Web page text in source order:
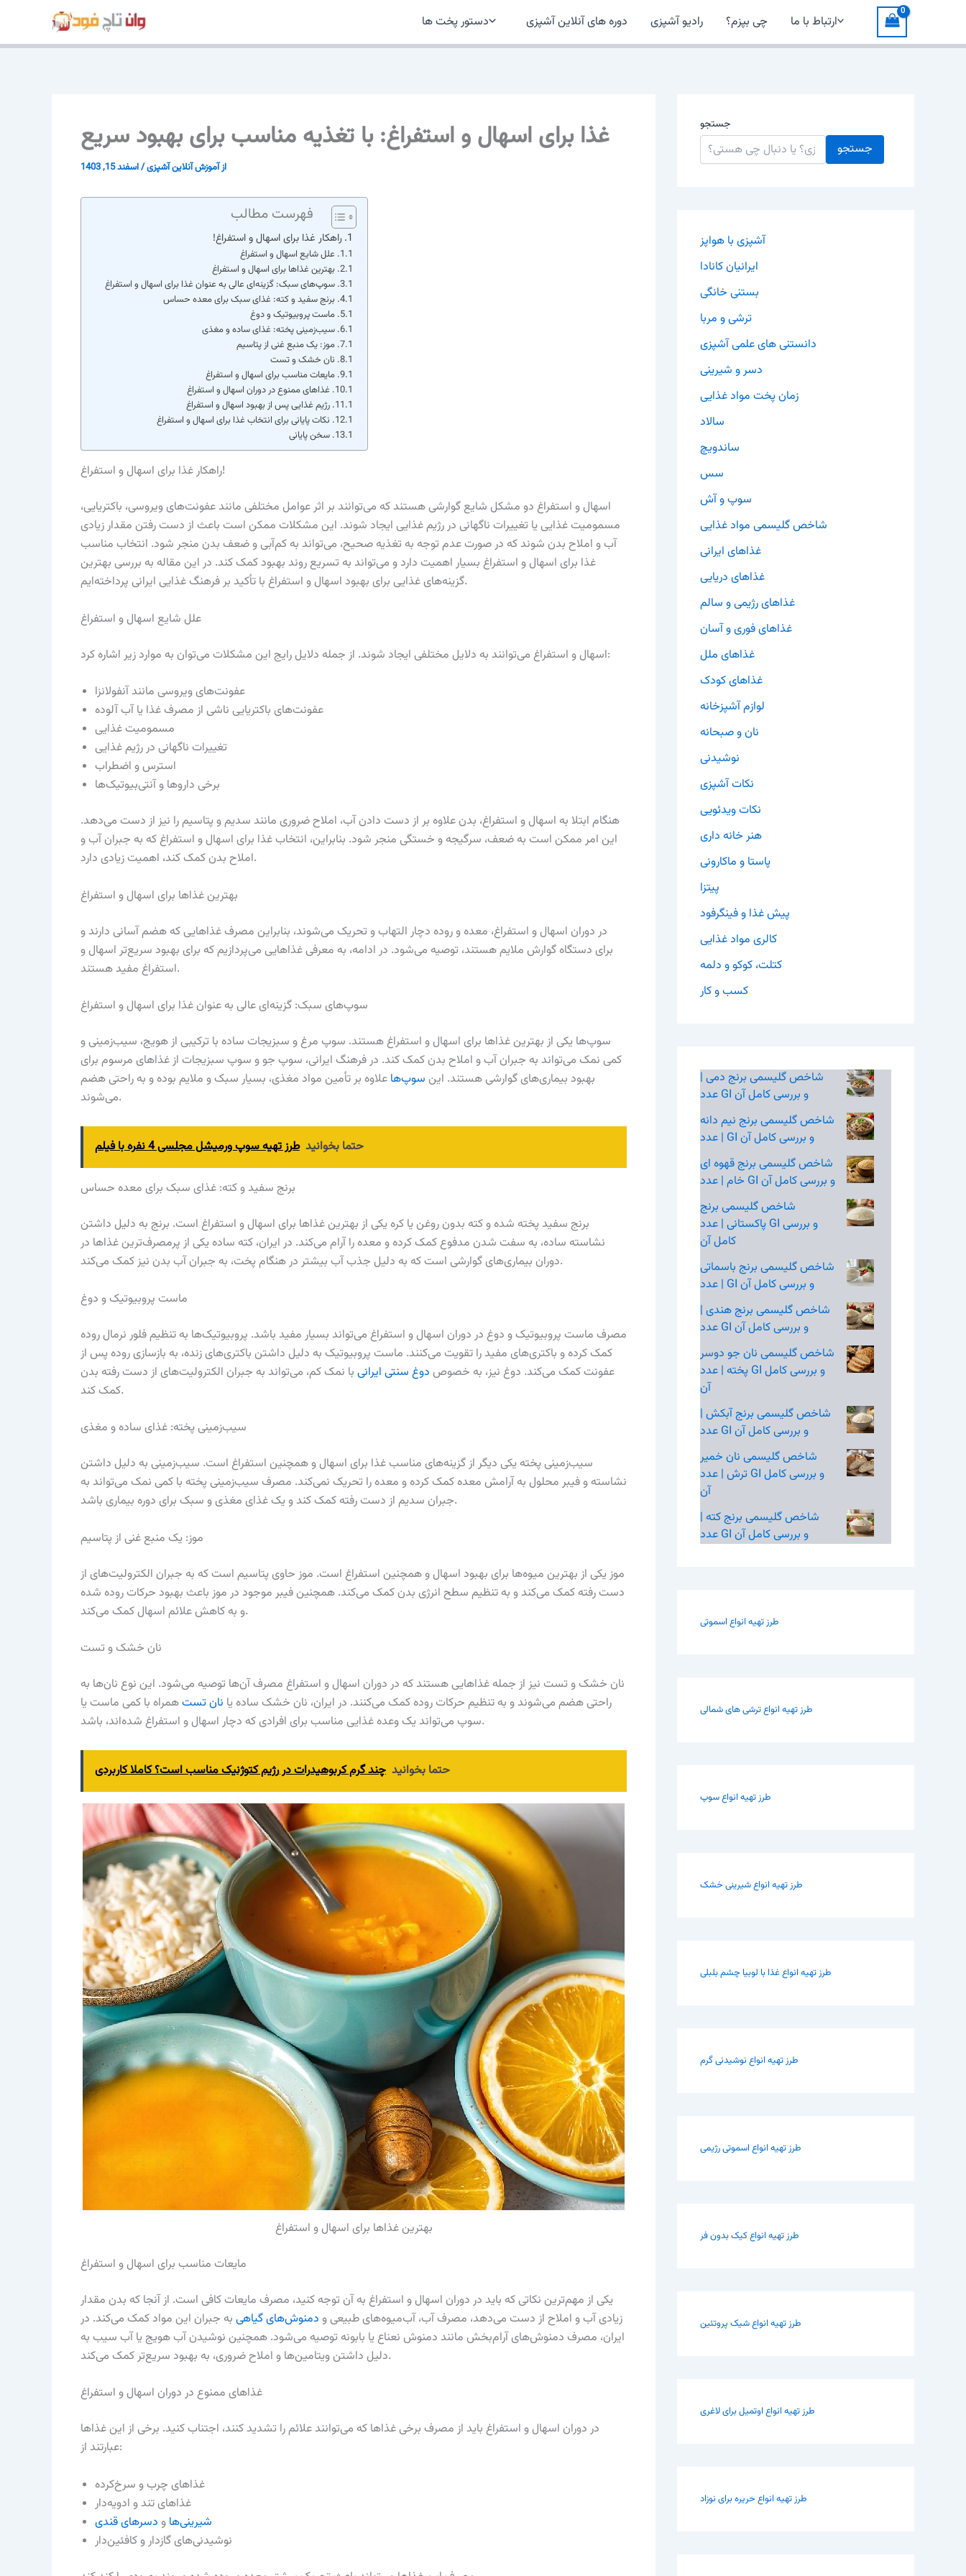
محتوا
دستور پخت ها دوره های آنلاین آشپزی رادیو آشپزی چی بپزم؟ ارتباط با ما
غذا برای اسهال و استفراغ: با تغذیه مناسب برای بهبود سریع
ازآموزش آنلاین آشپزی/اسفند 15, 1403
فهرست مطالب
راهکار غذا برای اسهال و استفراغ!
علل شایع اسهال و استفراغ
بهترین غذاها برای اسهال و استفراغ
سوپ‌های سبک: گزینه‌ای عالی به عنوان غذا برای اسهال و استفراغ
برنج سفید و کته: غذای سبک برای معده حساس
ماست پروبیوتیک و دوغ
سیب‌زمینی پخته: غذای ساده و مغذی
موز: یک منبع غنی از پتاسیم
نان خشک و تست
مایعات مناسب برای اسهال و استفراغ
غذاهای ممنوع در دوران اسهال و استفراغ
رژیم غذایی پس از بهبود اسهال و استفراغ
نکات پایانی برای انتخاب غذا برای اسهال و استفراغ
سخن پایانی
راهکار غذا برای اسهال و استفراغ!
اسهال و استفراغ دو مشکل شایع گوارشی هستند که می‌توانند بر اثر عوامل مختلفی مانند عفونت‌های ویروسی، باکتریایی،
مسمومیت غذایی یا تغییرات ناگهانی در رژیم غذایی ایجاد شوند. این مشکلات ممکن است باعث از دست رفتن مقدار زیادی
آب و املاح بدن شوند که در صورت عدم توجه به تغذیه صحیح، می‌تواند به کم‌آبی و ضعف بدن منجر شود. انتخاب مناسب
غذا برای اسهال و استفراغ بسیار اهمیت دارد و می‌تواند به تسریع روند بهبود کمک کند. در این مقاله به بررسی بهترین
گزینه‌های غذایی برای بهبود اسهال و استفراغ با تأکید بر فرهنگ غذایی ایرانی پرداخته‌ایم.
علل شایع اسهال و استفراغ
اسهال و استفراغ می‌توانند به دلایل مختلفی ایجاد شوند. از جمله دلایل رایج این مشکلات می‌توان به موارد زیر اشاره کرد:
عفونت‌های ویروسی مانند آنفولانزا
عفونت‌های باکتریایی ناشی از مصرف غذا یا آب آلوده
مسمومیت غذایی
تغییرات ناگهانی در رژیم غذایی
استرس و اضطراب
برخی داروها و آنتی‌بیوتیک‌ها
هنگام ابتلا به اسهال و استفراغ، بدن علاوه بر از دست دادن آب، املاح ضروری مانند سدیم و پتاسیم را نیز از دست می‌دهد.
این امر ممکن است به ضعف، سرگیجه و خستگی منجر شود. بنابراین، انتخاب غذا برای اسهال و استفراغ که به جبران آب و
املاح بدن کمک کند، اهمیت زیادی دارد.
بهترین غذاها برای اسهال و استفراغ
در دوران اسهال و استفراغ، معده و روده دچار التهاب و تحریک می‌شوند، بنابراین مصرف غذاهایی که هضم آسانی دارند و
برای دستگاه گوارش ملایم هستند، توصیه می‌شود. در ادامه، به معرفی غذاهایی می‌پردازیم که برای بهبود سریع‌تر اسهال و
استفراغ مفید هستند.
سوپ‌های سبک: گزینه‌ای عالی به عنوان غذا برای اسهال و استفراغ
سوپ‌ها یکی از بهترین غذاها برای اسهال و استفراغ هستند. سوپ مرغ و سبزیجات ساده با ترکیبی از هویج، سیب‌زمینی و
کمی نمک می‌تواند به جبران آب و املاح بدن کمک کند. در فرهنگ ایرانی، سوپ جو و سوپ سبزیجات از غذاهای مرسوم برای
بهبود بیماری‌های گوارشی هستند. این سوپ‌ها علاوه بر تأمین مواد مغذی، بسیار سبک و ملایم بوده و به راحتی هضم
می‌شوند.
حتما بخوانید طرز تهیه سوپ ورمیشل مجلسی 4 نفره با فیلم
برنج سفید و کته: غذای سبک برای معده حساس
برنج سفید پخته شده و کته بدون روغن یا کره یکی از بهترین غذاها برای اسهال و استفراغ است. برنج به دلیل داشتن
نشاسته ساده، به سفت شدن مدفوع کمک کرده و معده را آرام می‌کند. در ایران، کته ساده یکی از پرمصرف‌ترین غذاها در
دوران بیماری‌های گوارشی است که به دلیل جذب آب بیشتر در هنگام پخت، به جبران آب بدن نیز کمک می‌کند.
ماست پروبیوتیک و دوغ
مصرف ماست پروبیوتیک و دوغ در دوران اسهال و استفراغ می‌تواند بسیار مفید باشد. پروبیوتیک‌ها به تنظیم فلور نرمال روده
کمک کرده و باکتری‌های مفید را تقویت می‌کنند. ماست پروبیوتیک به دلیل داشتن باکتری‌های زنده، به بازسازی روده پس از
عفونت کمک می‌کند. دوغ نیز، به خصوص دوغ سنتی ایرانی با نمک کم، می‌تواند به جبران الکترولیت‌های از دست رفته بدن
کمک کند.
سیب‌زمینی پخته: غذای ساده و مغذی
سیب‌زمینی پخته یکی دیگر از گزینه‌های مناسب غذا برای اسهال و همچنین استفراغ است. سیب‌زمینی به دلیل داشتن
نشاسته و فیبر محلول به آرامش معده کمک کرده و معده را تحریک نمی‌کند. مصرف سیب‌زمینی پخته با کمی نمک می‌تواند به
جبران سدیم از دست رفته کمک کند و یک غذای مغذی و سبک برای دوره بیماری باشد.
موز: یک منبع غنی از پتاسیم
موز یکی از بهترین میوه‌ها برای بهبود اسهال و همچنین استفراغ است. موز حاوی پتاسیم است که به جبران الکترولیت‌های از
دست رفته کمک می‌کند و به تنظیم سطح انرژی بدن کمک می‌کند. همچنین فیبر موجود در موز باعث بهبود حرکات روده شده
و به کاهش علائم اسهال کمک می‌کند.
نان خشک و تست
نان خشک و تست نیز از جمله غذاهایی هستند که در دوران اسهال و استفراغ مصرف آن‌ها توصیه می‌شود. این نوع نان‌ها به
راحتی هضم می‌شوند و به تنظیم حرکات روده کمک می‌کنند. در ایران، نان خشک ساده یا نان تستهمراه با کمی ماست یا
سوپ می‌تواند یک وعده غذایی مناسب برای افرادی که دچار اسهال و استفراغ شده‌اند، باشد.
حتما بخوانید چند گرم کربوهیدرات در رژیم کتوژنیک مناسب است؟ کاملا کاربردی
بهترین غذاها برای اسهال و استفراغ
مایعات مناسب برای اسهال و استفراغ
یکی از مهم‌ترین نکاتی که باید در دوران اسهال و استفراغ به آن توجه کنید، مصرف مایعات کافی است. از آنجا که بدن مقدار
زیادی آب و املاح از دست می‌دهد، مصرف آب، آب‌میوه‌های طبیعی و دمنوش‌های گیاهی به جبران این مواد کمک می‌کند. در
ایران، مصرف دمنوش‌های آرام‌بخش مانند دمنوش نعناع یا بابونه توصیه می‌شود. همچنین نوشیدن آب هویج یا آب سیب به
دلیل داشتن ویتامین‌ها و املاح ضروری، به بهبود سریع‌تر کمک می‌کند.
غذاهای ممنوع در دوران اسهال و استفراغ
در دوران اسهال و استفراغ باید از مصرف برخی غذاها که می‌توانند علائم را تشدید کنند، اجتناب کنید. برخی از این غذاها
عبارتند از:
غذاهای چرب و سرخ‌کرده
غذاهای تند و ادویه‌دار
شیرینی‌ها و دسرهای قندی
نوشیدنی‌های گازدار و کافئین‌دار
جستجو
جستجو
آشپزی با هواپز
ایرانیان کانادا
بستنی خانگی
ترشی و مربا
دانستنی های علمی آشپزی
دسر و شیرینی
زمان پخت مواد غذایی
سالاد
ساندویچ
سس
سوپ و آش
شاخص گلیسمی مواد غذایی
غذاهای ایرانی
غذاهای دریایی
غذاهای رژیمی و سالم
غذاهای فوری و آسان
غذاهای ملل
غذاهای کودک
لوازم آشپزخانه
نان و صبحانه
نوشیدنی
نکات آشپزی
نکات ویدئویی
هنر خانه داری
پاستا و ماکارونی
پیتزا
پیش غذا و فینگرفود
کالری مواد غذایی
کتلت، کوکو و دلمه
کسب و کار
شاخص گلیسمی برنج دمی |
عدد GI و بررسی کامل آن
شاخص گلیسمی برنج نیم‌ دانه
| عدد GI و بررسی کامل آن
شاخص گلیسمی برنج قهوه‌ ای
خام | عدد GI و بررسی کامل آن
شاخص گلیسمی برنج
پاکستانی | عدد GI و بررسی
کامل آن
شاخص گلیسمی برنج باسماتی
| عدد GI و بررسی کامل آن
شاخص گلیسمی برنج هندی |
عدد GI و بررسی کامل آن
شاخص گلیسمی نان جو دوسر
پخته | عدد GI و بررسی کامل
آن
شاخص گلیسمی برنج آبکش |
عدد GI و بررسی کامل آن
شاخص گلیسمی نان خمیر
ترش | عدد GI و بررسی کامل
آن
شاخص گلیسمی برنج کته |
عدد GI و بررسی کامل آن
طرز تهیه انواع اسموتی
طرز تهیه انواع ترشی های شمالی
طرز تهیه انواع سوپ
طرز تهیه انواع شیرینی خشک
طرز تهیه انواع غذا با لوبیا چشم بلبلی
طرز تهیه انواع نوشیدنی گرم
طرز تهیه انواع اسموتی رژیمی
طرز تهیه انواع کیک بدون فر
طرز تهیه انواع شیک پروتئین
طرز تهیه انواع اوتمیل برای لاغری
طرز تهیه انواع حریره برای نوزاد